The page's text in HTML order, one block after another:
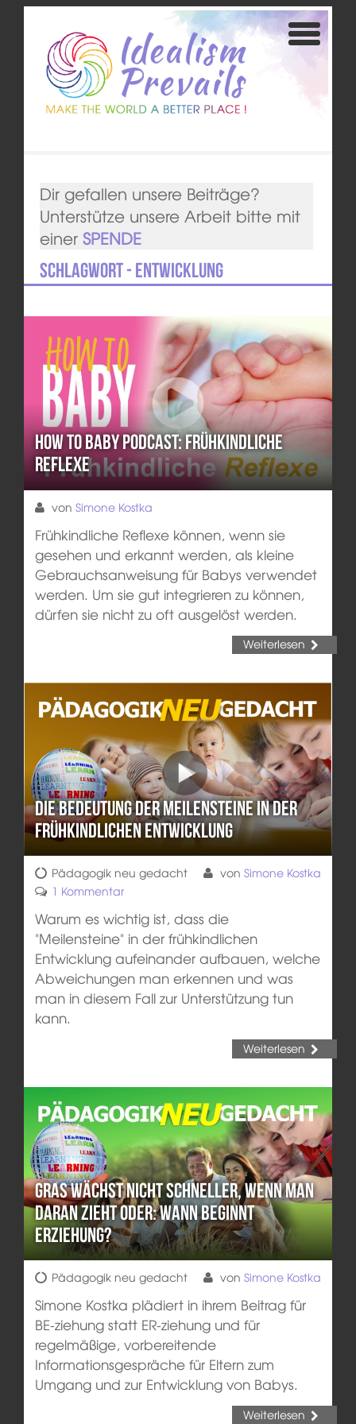
Dir gefallen unsere Beiträge?
Unterstütze unsere Arbeit bitte mit
einer SPENDE
Schlagwort - Entwicklung
How To Baby Podcast: Frühkindliche
Reflexe
von Simone Kostka
Frühkindliche Reflexe können, wenn sie
gesehen und erkannt werden, als kleine
Gebrauchsanweisung für Babys verwendet
werden. Um sie gut integrieren zu können,
dürfen sie nicht zu oft ausgelöst werden.
Weiterlesen
Die Bedeutung der Meilensteine in der
frühkindlichen Entwicklung
Pädagogik neu gedacht von Simone Kostka
1 Kommentar
Warum es wichtig ist, dass die
"Meilensteine" in der frühkindlichen
Entwicklung aufeinander aufbauen, welche
Abweichungen man erkennen und was
man in diesem Fall zur Unterstützung tun
kann.
Weiterlesen
Gras wächst nicht schneller, wenn man
daran zieht oder: Wann beginnt
Erziehung?
Pädagogik neu gedacht von Simone Kostka
Simone Kostka plädiert in ihrem Beitrag für
BE-ziehung statt ER-ziehung und für
regelmäßige, vorbereitende
Informationsgespräche für Eltern zum
Umgang und zur Entwicklung von Babys.
Weiterlesen